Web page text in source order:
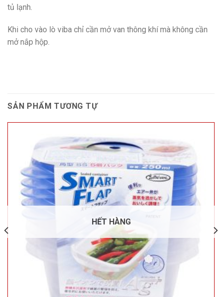
tủ lạnh.
Khi cho vào lò viba chỉ cần mở van thông khí mà không cần
mở nắp hộp.
SẢN PHẨM TƯƠNG TỰ
HẾT HÀNG